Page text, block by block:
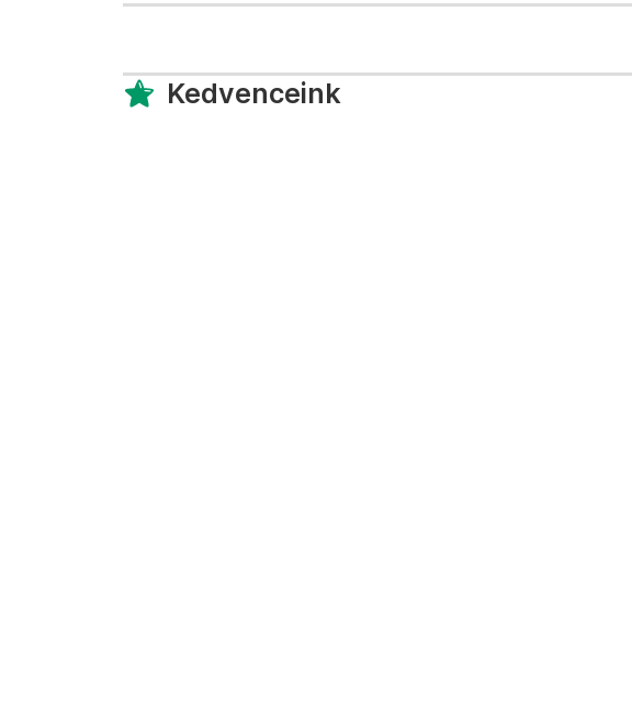
Kedvenceink